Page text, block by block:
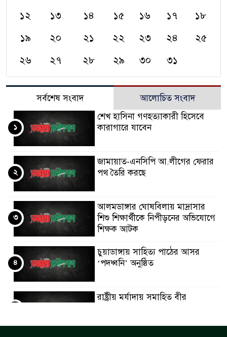
১২
১৩ ১৪ ১৫ ১৬ ১৭
১৮
১৯
২০ ২১ ২২ ২৩ ২৪
২৫
২৬
২৭ ২৮ ২৯ ৩০ ৩১
সর্বশেষ সংবাদ
আলোচিত সংবাদ
শেখ হাসিনা গণহত্যাকারী হিসেবে
কারাগারে যাবেন
১
জামায়াত-এনসিপি আ.লীগের ফেরার
পথ তৈরি করছে
২
আলমডাঙ্গার ঘোষবিলায় মাদ্রাসার
শিশু শিক্ষার্থীকে নিপীড়নের অভিযোগে
শিক্ষক আটক
৩
চুয়াডাঙ্গায় সাহিত্য পাঠের আসর
‘পদধ্বনি’ অনুষ্ঠিত
৪
রাষ্ট্রীয় মর্যাদায় সমাহিত বীর